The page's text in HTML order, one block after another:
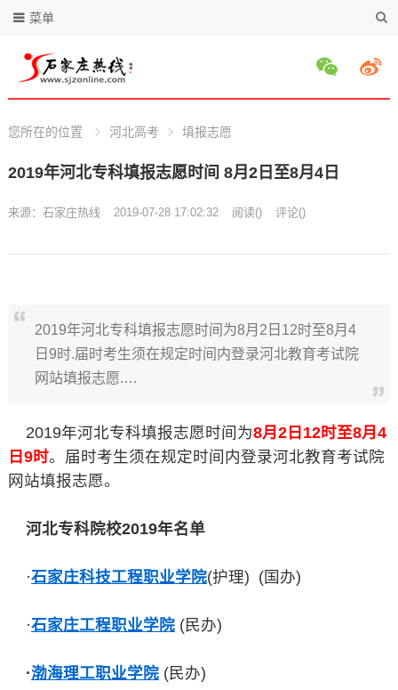
菜单
您所在的位置 河北高考 填报志愿
2019年河北专科填报志愿时间 8月2日至8月4日
来源： 石家庄热线 2019-07-28 17:02:32 阅读() 评论()
2019年河北专科填报志愿时间为8月2日12时至8月4
日9时.届时考生须在规定时间内登录河北教育考试院
网站填报志愿.…
2019年河北专科填报志愿时间为8月2日12时至8月4
日9时。届时考生须在规定时间内登录河北教育考试院
网站填报志愿。
河北专科院校2019年名单
·石家庄科技工程职业学院(护理) (国办)
·石家庄工程职业学院(民办)
·渤海理工职业学院(民办)